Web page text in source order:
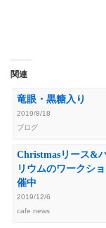
関連
竜眼・黒糖入り
2019/8/18
ブログ
Christmasリース&
リウムのワークシ
催中
2019/12/6
cafe news